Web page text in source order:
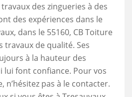
des zingueries à des
des expériences dans le
dans le 55160, CB Toiture
travaux de qualité. Ses
à la hauteur des
lui font confiance. Pour vos
n’hésitez pas à le contacter.